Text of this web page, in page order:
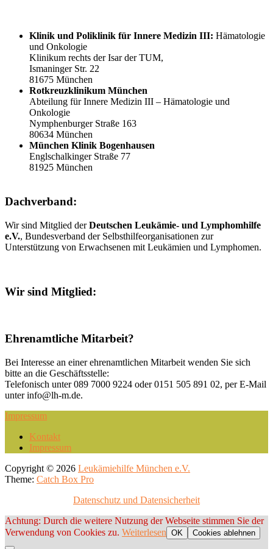
Klinik und Poliklinik für Innere Medizin III: Hämatologie
und Onkologie
Klinikum rechts der Isar der TUM,
Ismaninger Str. 22
81675 München
Rotkreuzklinikum München
Abteilung für Innere Medizin III – Hämatologie und
Onkologie
Nymphenburger Straße 163
80634 München
München Klinik Bogenhausen
Englschalkinger Straße 77
81925 München
Dachverband:
Wir sind Mitglied derDeutschen Leukämie- und Lymphomhilfe
e.V., Bundesverband der Selbsthilfeorganisationen zur
Unterstützung von Erwachsenen mit Leukämien und Lymphomen.
Wir sind Mitglied:
Ehrenamtliche Mitarbeit?
Bei Interesse an einer ehrenamtlichen Mitarbeit wenden Sie sich
bitte an die Geschäftsstelle:
Telefonisch unter 089 7000 9224 oder 0151 505 891 02, per E-Mail
unter info@lh-m.de.
Impressum
Footer
menu
Kontakt
Impressum
Copyright © 2026 Leukämiehilfe München e.V.
Theme: Catch Box Pro
Datenschutz und Datensicherheit
Scroll
Up
Achtung: Durch die weitere Nutzung der Webseite stimmen Sie der
Verwendung von Cookies zu. Weiterlesen OK Cookies ablehnen